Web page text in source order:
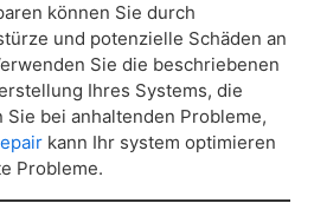
können Sie durch
und potenzielle Schäden an
Sie die beschriebenen
Ihres Systems, die
Sie bei anhaltenden Probleme,
kann Ihr system optimieren
Probleme.